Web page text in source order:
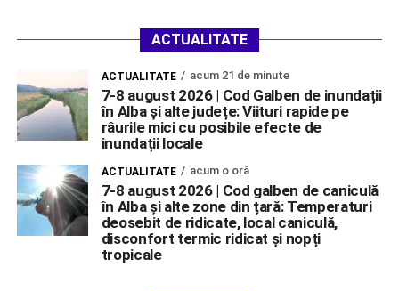
ACTUALITATE
ACTUALITATE acum 21 de minute
7-8 august 2026 | Cod Galben de inundații
în Alba și alte județe: Viituri rapide pe
râurile mici cu posibile efecte de
inundații locale
ACTUALITATE acum o oră
7-8 august 2026 | Cod galben de caniculă
în Alba și alte zone din țară: Temperaturi
deosebit de ridicate, local caniculă,
disconfort termic ridicat și nopți
tropicale